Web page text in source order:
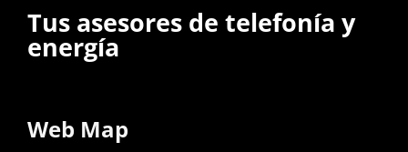
Tus asesores de telefonía y
energía
Web Map